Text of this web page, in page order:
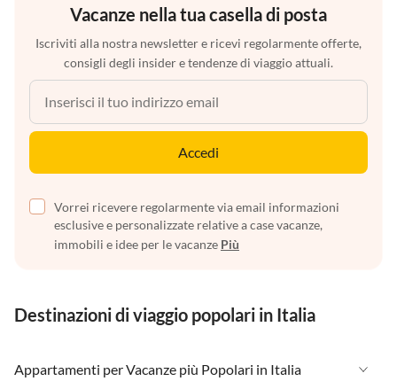
Vacanze nella tua casella di posta
Iscriviti alla nostra newsletter e ricevi regolarmente offerte,
consigli degli insider e tendenze di viaggio attuali.
Accedi
Vorrei ricevere regolarmente via email informazioni
esclusive e personalizzate relative a case vacanze,
immobili e idee per le vacanze Più
Destinazioni di viaggio popolari in Italia
Appartamenti per Vacanze più Popolari in Italia